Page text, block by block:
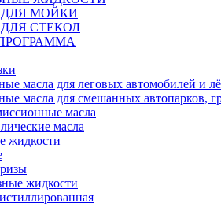
ДЛЯ МОЙКИ
СТЕКОЛ
масла для леговых автомобилей и
масла для смешанных автопарков,
масла
масла
жидкости
жидкости